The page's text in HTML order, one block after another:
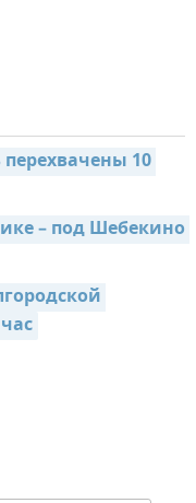
10
– под Шебекино